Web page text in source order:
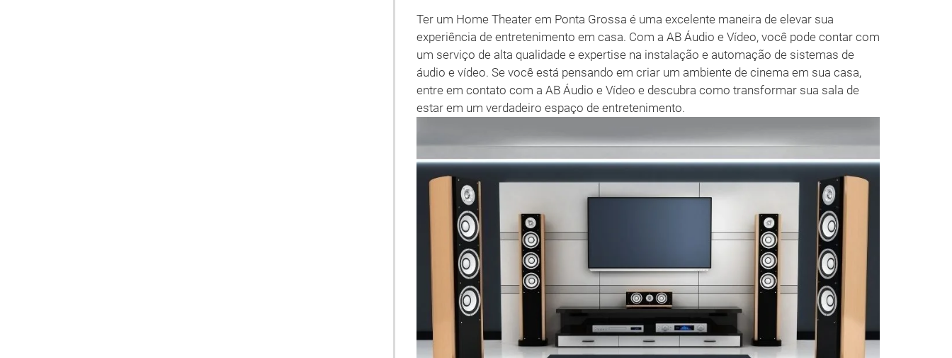
Ter um Home Theater em Ponta Grossa é uma excelente maneira de elevar sua
experiência de entretenimento em casa. Com a AB Áudio e Vídeo, você pode contar com
um serviço de alta qualidade e expertise na instalação e automação de sistemas de
áudio e vídeo. Se você está pensando em criar um ambiente de cinema em sua casa,
entre em contato com a AB Áudio e Vídeo e descubra como transformar sua sala de
estar em um verdadeiro espaço de entretenimento.